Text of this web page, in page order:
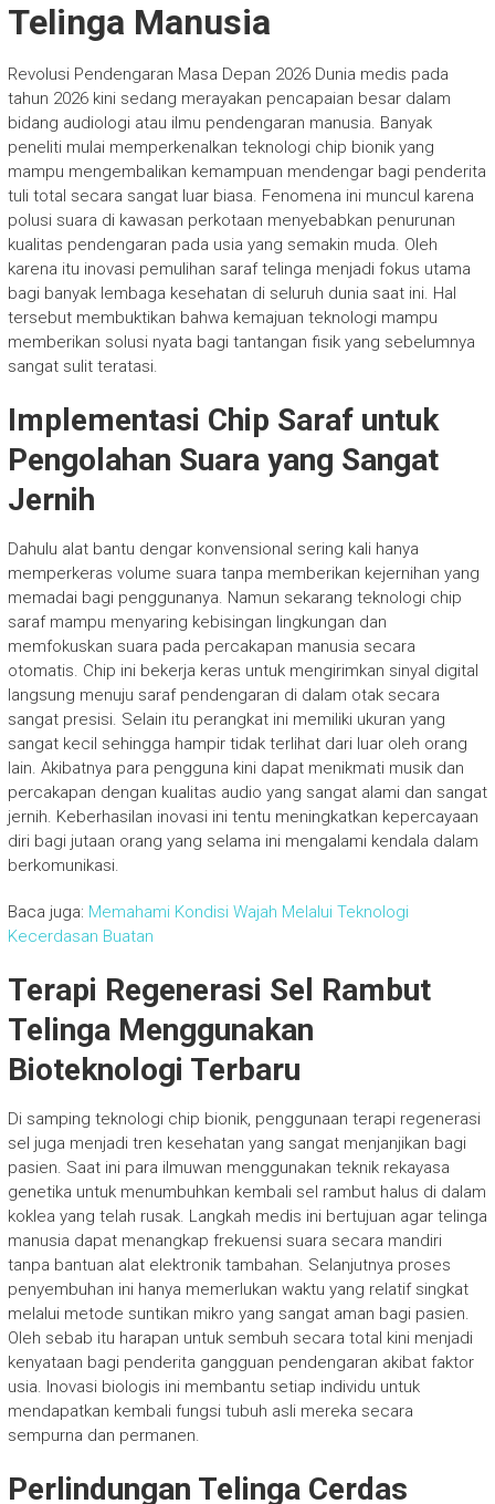
Telinga Manusia
Revolusi Pendengaran Masa Depan 2026 Dunia medis pada
tahun 2026 kini sedang merayakan pencapaian besar dalam
bidang audiologi atau ilmu pendengaran manusia. Banyak
peneliti mulai memperkenalkan teknologi chip bionik yang
mampu mengembalikan kemampuan mendengar bagi penderita
tuli total secara sangat luar biasa. Fenomena ini muncul karena
polusi suara di kawasan perkotaan menyebabkan penurunan
kualitas pendengaran pada usia yang semakin muda. Oleh
karena itu inovasi pemulihan saraf telinga menjadi fokus utama
bagi banyak lembaga kesehatan di seluruh dunia saat ini. Hal
tersebut membuktikan bahwa kemajuan teknologi mampu
memberikan solusi nyata bagi tantangan fisik yang sebelumnya
sangat sulit teratasi.
Implementasi Chip Saraf untuk
Pengolahan Suara yang Sangat
Jernih
Dahulu alat bantu dengar konvensional sering kali hanya
memperkeras volume suara tanpa memberikan kejernihan yang
memadai bagi penggunanya. Namun sekarang teknologi chip
saraf mampu menyaring kebisingan lingkungan dan
memfokuskan suara pada percakapan manusia secara
otomatis. Chip ini bekerja keras untuk mengirimkan sinyal digital
langsung menuju saraf pendengaran di dalam otak secara
sangat presisi. Selain itu perangkat ini memiliki ukuran yang
sangat kecil sehingga hampir tidak terlihat dari luar oleh orang
lain. Akibatnya para pengguna kini dapat menikmati musik dan
percakapan dengan kualitas audio yang sangat alami dan sangat
jernih. Keberhasilan inovasi ini tentu meningkatkan kepercayaan
diri bagi jutaan orang yang selama ini mengalami kendala dalam
berkomunikasi.
Baca juga: Memahami Kondisi Wajah Melalui Teknologi
Kecerdasan Buatan
Terapi Regenerasi Sel Rambut
Telinga Menggunakan
Bioteknologi Terbaru
Di samping teknologi chip bionik, penggunaan terapi regenerasi
sel juga menjadi tren kesehatan yang sangat menjanjikan bagi
pasien. Saat ini para ilmuwan menggunakan teknik rekayasa
genetika untuk menumbuhkan kembali sel rambut halus di dalam
koklea yang telah rusak. Langkah medis ini bertujuan agar telinga
manusia dapat menangkap frekuensi suara secara mandiri
tanpa bantuan alat elektronik tambahan. Selanjutnya proses
penyembuhan ini hanya memerlukan waktu yang relatif singkat
melalui metode suntikan mikro yang sangat aman bagi pasien.
Oleh sebab itu harapan untuk sembuh secara total kini menjadi
kenyataan bagi penderita gangguan pendengaran akibat faktor
usia. Inovasi biologis ini membantu setiap individu untuk
mendapatkan kembali fungsi tubuh asli mereka secara
sempurna dan permanen.
Perlindungan Telinga Cerdas